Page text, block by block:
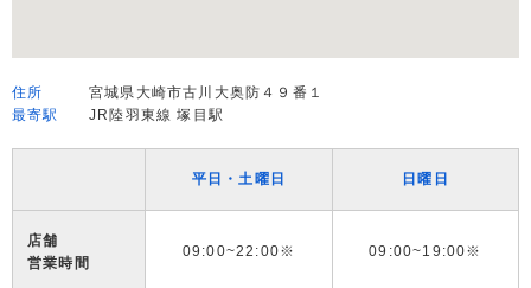
住所
宮城県大崎市古川大奥防４９番１
最寄駅
JR陸羽東線 塚目駅
平日・土曜日 日曜日
店舗
営業時間
09:00~22:00※ 09:00~19:00※